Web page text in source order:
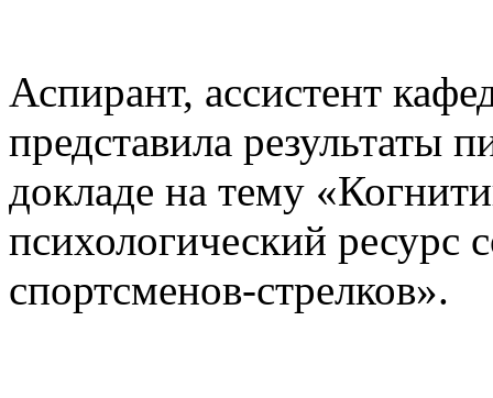
Аспирант, ассистент
представила результаты
докладе на тему
психологический ресурс
спортсменов-стрелков».